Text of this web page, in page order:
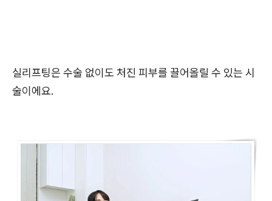
실리프팅은 수술 없이도 처진 피부를 끌어올릴 수 있는 시
술이에요.